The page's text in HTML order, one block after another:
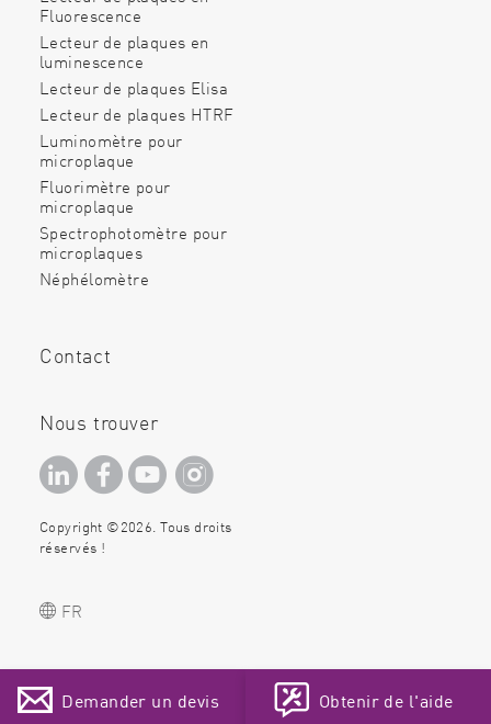
Demander un devis Obtenir de l'aide
FR
EN
ES
PT
Fluorescence
Lecteur de plaques en
luminescence
Lecteur de plaques Elisa
Lecteur de plaques HTRF
Luminomètre pour
microplaque
Fluorimètre pour
microplaque
Spectrophotomètre pour
microplaques
Néphélomètre
Contact
Nous trouver
Copyright ©2026. Tous droits
réservés !